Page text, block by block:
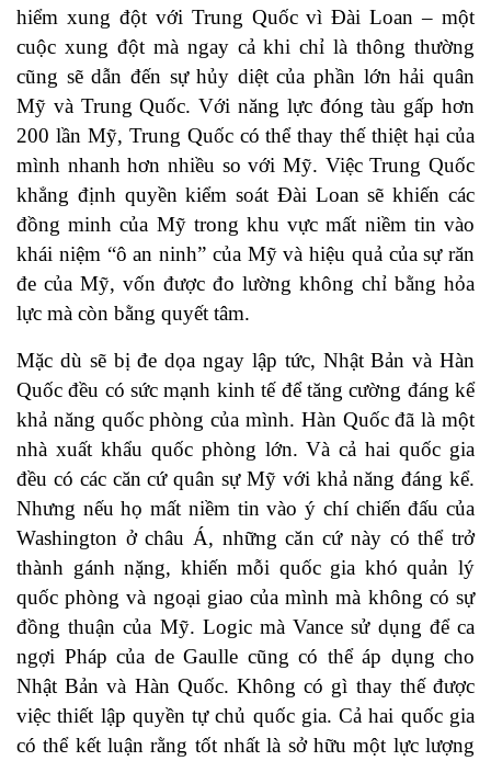
hiểm xung đột với Trung Quốc vì Đài Loan – một
cuộc xung đột mà ngay cả khi chỉ là thông thường
cũng sẽ dẫn đến sự hủy diệt của phần lớn hải quân
Mỹ và Trung Quốc. Với năng lực đóng tàu gấp hơn
200 lần Mỹ, Trung Quốc có thể thay thế thiệt hại của
mình nhanh hơn nhiều so với Mỹ. Việc Trung Quốc
khẳng định quyền kiểm soát Đài Loan sẽ khiến các
đồng minh của Mỹ trong khu vực mất niềm tin vào
khái niệm “ô an ninh” của Mỹ và hiệu quả của sự răn
đe của Mỹ, vốn được đo lường không chỉ bằng hỏa
lực mà còn bằng quyết tâm.
Mặc dù sẽ bị đe dọa ngay lập tức, Nhật Bản và Hàn
Quốc đều có sức mạnh kinh tế để tăng cường đáng kể
khả năng quốc phòng của mình. Hàn Quốc đã là một
nhà xuất khẩu quốc phòng lớn. Và cả hai quốc gia
đều có các căn cứ quân sự Mỹ với khả năng đáng kể.
Nhưng nếu họ mất niềm tin vào ý chí chiến đấu của
Washington ở châu Á, những căn cứ này có thể trở
thành gánh nặng, khiến mỗi quốc gia khó quản lý
quốc phòng và ngoại giao của mình mà không có sự
đồng thuận của Mỹ. Logic mà Vance sử dụng để ca
ngợi Pháp của de Gaulle cũng có thể áp dụng cho
Nhật Bản và Hàn Quốc. Không có gì thay thế được
việc thiết lập quyền tự chủ quốc gia. Cả hai quốc gia
có thể kết luận rằng tốt nhất là sở hữu một lực lượng